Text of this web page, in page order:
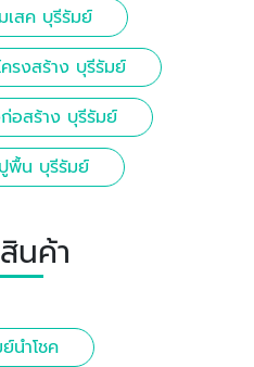
เสค บุรีรัมย์
รงสร้าง บุรีรัมย์
อสร้าง บุรีรัมย์
พื้น บุรีรัมย์
นค้า
นำโชค